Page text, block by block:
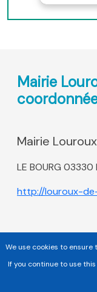
Mairie
Mairie
LE BOURG 03330
http://louroux-
We use cookies to
If you continue to use